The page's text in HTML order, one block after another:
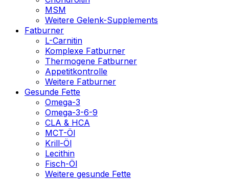
MSM
Weitere Gelenk-Supplements
Fatburner
L-Carnitin
Komplexe Fatburner
Thermogene Fatburner
Appetitkontrolle
Weitere Fatburner
Gesunde Fette
Omega-3
Omega-3-6-9
CLA & HCA
MCT-Öl
Krill-Öl
Lecithin
Fisch-Öl
Weitere gesunde Fette